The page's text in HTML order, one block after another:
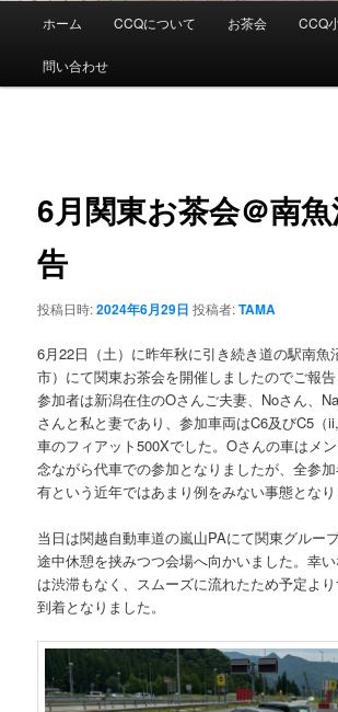
メ
ホーム CCQについて お茶会 CCQ
問い合わせ
6月関東お茶会＠南
告
投稿日時:2024年6月29日 投稿者:TAMA
6月22日（土）に昨年秋に引き続き道の駅南魚
市）にて関東お茶会を開催しましたのでご報告
参加者は新潟在住のOさんご夫妻、Noさん、
さんと私と妻であり、参加車両はC6及びC5（
車のフィアット500Xでした。Oさんの車はメ
念ながら代車での参加となりましたが、全参
有という近年ではあまり例をみない事態となり
当日は関越自動車道の嵐山PAにて関東グルー
途中休憩を挟みつつ会場へ向かいました。幸
は渋滞もなく、スムーズに流れたため予定よ
到着となりました。